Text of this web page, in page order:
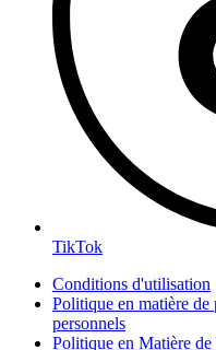
TikTok
Conditions d'utilisation
Politique en matière de
personnels
Politique en Matière